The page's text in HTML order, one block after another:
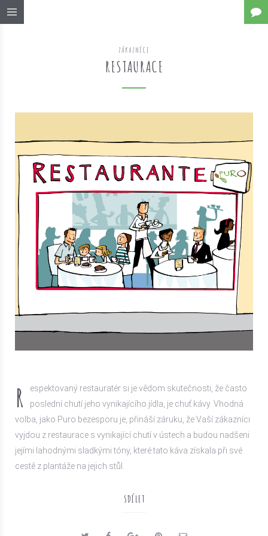
ZÁKAZNÍCI
RESTAURACE
R
espektovaný restauratér si je vědom skutečnosti, že často
poslední chutí jeho vynikajícího jídla, je chuť kávy. Vhodná
volba, jako Puro bezesporu je, přináší záruku, že Vaší zákazníci
vyjdou z restaurace s vynikající chutí v ústech a budou nadšeni
jejími lahodnými sladkými tóny, které tato káva získala při své
cestě z plantáže na jejich stůl.
SDÍLET